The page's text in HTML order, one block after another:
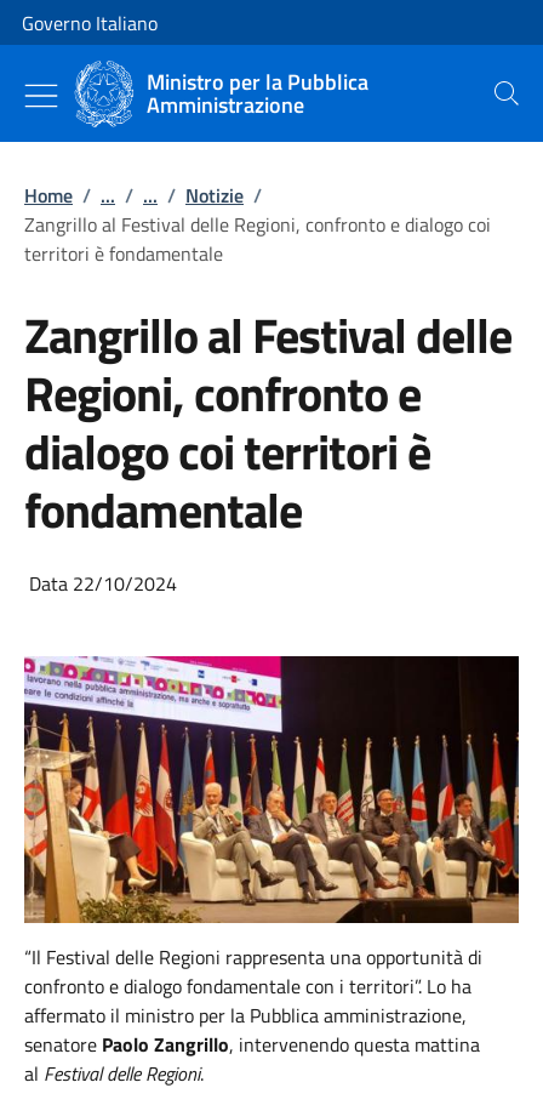
Vai al contenuto
Vai alla navigazione del sito
Governo Italiano
Ministro per la Pubblica
Amministrazione Cerca
Home / ... / ... / Notizie /
Zangrillo al Festival delle Regioni, confronto e dialogo coi
territori è fondamentale
Zangrillo al Festival delle
Regioni, confronto e
dialogo coi territori è
fondamentale
Data 22/10/2024
“Il Festival delle Regioni rappresenta una opportunità di
confronto e dialogo fondamentale con i territori”. Lo ha
affermato il ministro per la Pubblica amministrazione,
senatore Paolo Zangrillo, intervenendo questa mattina
al Festival delle Regioni.